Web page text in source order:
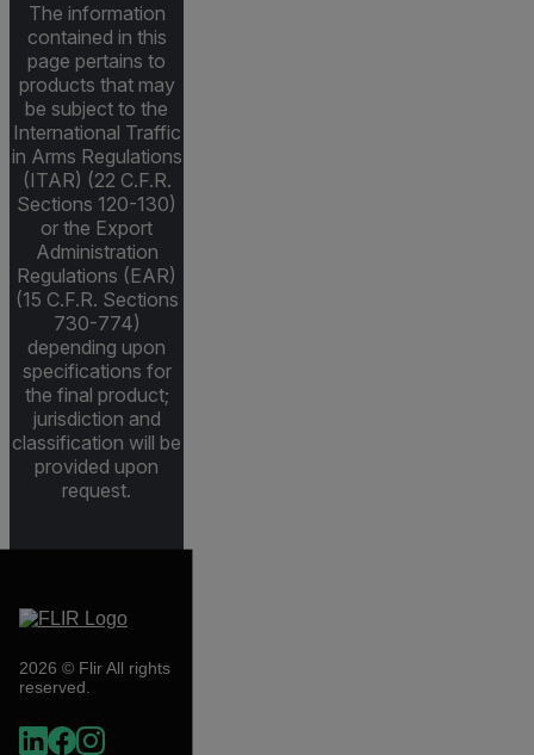
The information
contained in this
page pertains to
products that may
be subject to the
International Traffic
in Arms Regulations
(ITAR) (22 C.F.R.
Sections 120-130)
or the Export
Administration
Regulations (EAR)
(15 C.F.R. Sections
730-774)
depending upon
specifications for
the final product;
jurisdiction and
classification will be
provided upon
request.
2026 © Flir All rights
reserved.